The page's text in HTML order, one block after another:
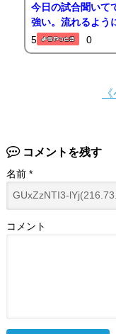
今日の試合聞いて
強い。流れるよう
5
0
コメントを残す
名前 *
コメント